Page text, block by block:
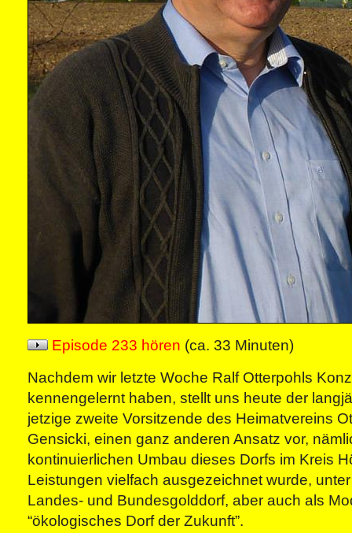
Episode 233 hören (ca. 33 Minuten)
Nachdem wir letzte Woche Ralf Otterpohls
kennengelernt haben, stellt uns heute der
jetzige zweite Vorsitzende des Heimatvereins
Gensicki, einen ganz anderen Ansatz vor,
kontinuierlichen Umbau dieses Dorfs im Kreis
Leistungen vielfach ausgezeichnet wurde,
Landes- und Bundesgolddorf, aber auch als
“ökologisches Dorf der Zukunft”.